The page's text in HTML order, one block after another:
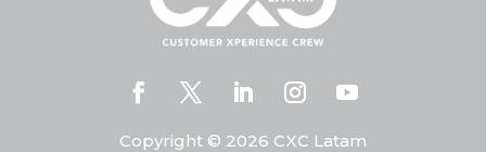
Copyright © 2026 CXC Latam